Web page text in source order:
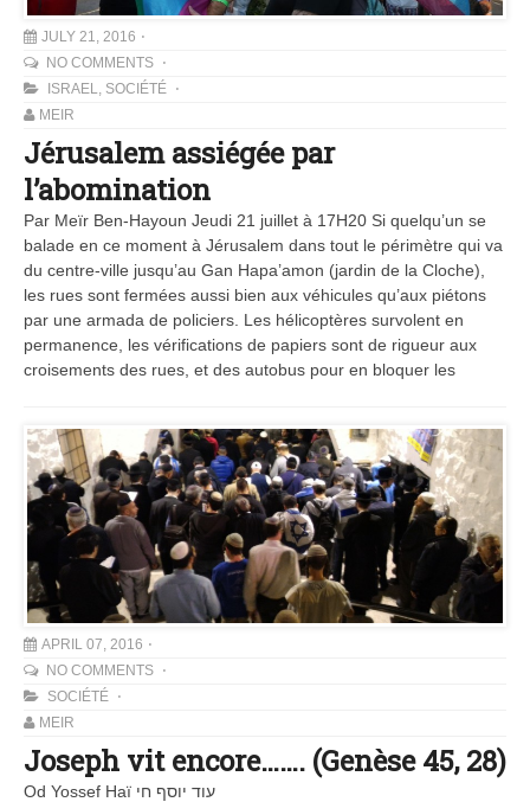
JULY 21, 2016
NO COMMENTS
ISRAEL, SOCIÉTÉ
MEIR
Jérusalem assiégée par
l’abomination
Par Meïr Ben-Hayoun Jeudi 21 juillet à 17H20 Si quelqu’un se
balade en ce moment à Jérusalem dans tout le périmètre qui va
du centre-ville jusqu’au Gan Hapa’amon (jardin de la Cloche),
les rues sont fermées aussi bien aux véhicules qu’aux piétons
par une armada de policiers. Les hélicoptères survolent en
permanence, les vérifications de papiers sont de rigueur aux
croisements des rues, et des autobus pour en bloquer les
APRIL 07, 2016
NO COMMENTS
SOCIÉTÉ
MEIR
Joseph vit encore……. (Genèse 45, 28)
Od Yossef Haï עוד יוסף חי